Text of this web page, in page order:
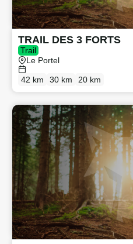
TRAIL DES 3 FORTS
Trail
Le Portel
42 km 30 km 20 km